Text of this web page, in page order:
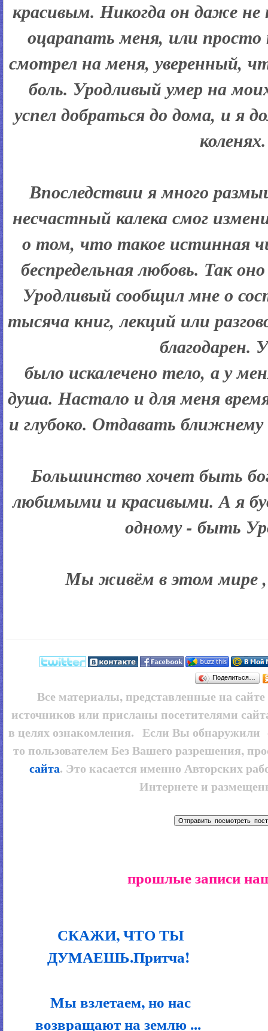
красивым. Никогда он даже не
оцарапать меня, или
смотрел на меня, уверенный,
боль. Уродливый умер на
успел добраться до дома, и я
коленях.
Впоследствии я много
несчастный калека смог
о том, что такое истинная
беспредельная любовь. Так
Уродливый сообщил мне о
тысяча книг, лекций или
благодарен.
было искалечено тело, а у
душа. Настало и для меня
и глубоко. Отдавать ближнему
Большинство хочет быть
любимыми и красивыми. А я
одному - быть
Мы живём в этом мире ,
Поделиться…
Все материалы, представленные на сайте
источников или присланы посетителями
в целях ознакомления. Если Вы
то пользователем Без Вашего разрешения,
сайта. Это касается именно Авторских
Интернете и
прошлые записи
СКАЖИ, ЧТО ТЫ
ДУМАЕШЬ.Притча!
Мы взлетаем, но нас
возвращают на землю ...